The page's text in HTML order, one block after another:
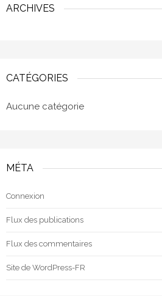
ARCHIVES
CATÉGORIES
Aucune catégorie
MÉTA
Connexion
Flux des publications
Flux des commentaires
Site de WordPress-FR